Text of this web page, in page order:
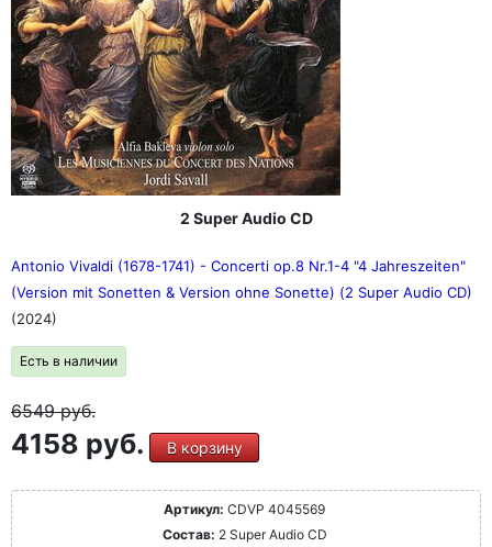
2 Super Audio CD
Antonio Vivaldi (1678-1741) - Concerti op.8 Nr.1-4 "4 Jahreszeiten"
(Version mit Sonetten & Version ohne Sonette) (2 Super Audio CD)
(2024)
Есть в наличии
6549руб.
4158 руб. В корзину
Артикул: CDVP 4045569
Состав: 2 Super Audio CD